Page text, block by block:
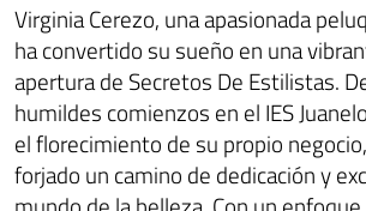
Virginia Cerezo, una apasionada
ha convertido su sueño en una
apertura de Secretos De Estilistas.
humildes comienzos en el IES
el florecimiento de su propio
forjado un camino de dedicación y